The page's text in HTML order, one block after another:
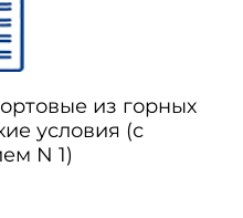
из горных
условия (с
N 1)